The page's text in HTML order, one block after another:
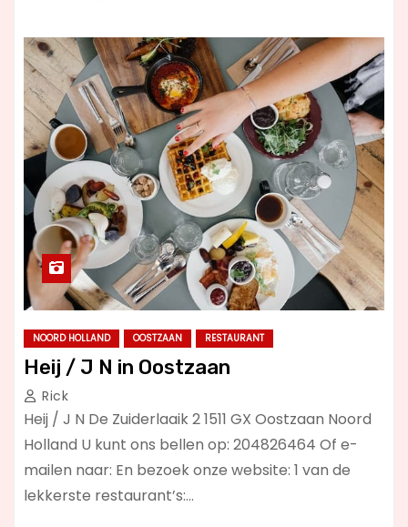
NOORD HOLLAND OOSTZAAN RESTAURANT
Heij / J N in Oostzaan
Rick
Heij / J N De Zuiderlaaik 2 1511 GX Oostzaan Noord
Holland U kunt ons bellen op: 204826464 Of e-
mailen naar: En bezoek onze website: 1 van de
lekkerste restaurant’s:…